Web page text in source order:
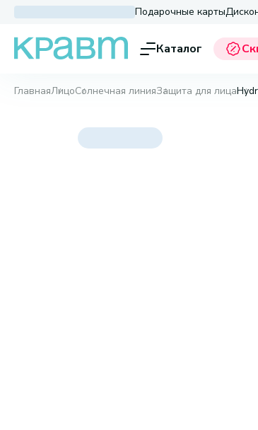
Подарочные карты
Каталог
ГлавнаяЛицоСолнечная линияЗащита для лица